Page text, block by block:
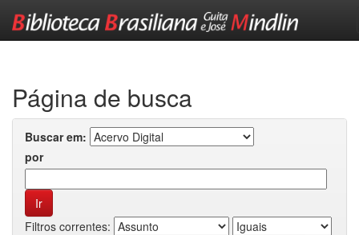
Página de busca
Buscar em:
por
Filtros correntes: